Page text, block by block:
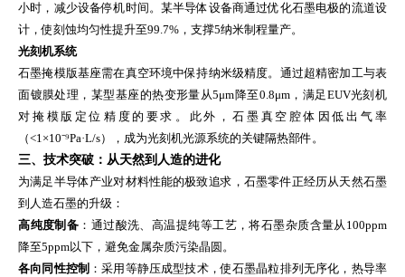
小时，减少设备停机时间。某半导体设备商通过优化石墨电极的流道设
计，使刻蚀均匀性提升至99.7%，支撑5纳米制程量产。
光刻机系统
石墨掩模版基座需在真空环境中保持纳米级精度。通过超精密加工与表
面镀膜处理，某型基座的热变形量从5μm降至0.8μm，满足EUV光刻机
对掩模版定位精度的要求。此外，石墨真空腔体因低出气率
（<1×10⁻⁹Pa·L/s），成为光刻机光源系统的关键隔热部件。
三、技术突破：从天然到人造的进化
为满足半导体产业对材料性能的极致追求，石墨零件正经历从天然石墨
到人造石墨的升级：
高纯度制备 ：通过酸洗、高温提纯等工艺，将石墨杂质含量从100ppm
降至5ppm以下，避免金属杂质污染晶圆。
各向同性控制 ：采用等静压成型技术，使石墨晶粒排列无序化，热导率